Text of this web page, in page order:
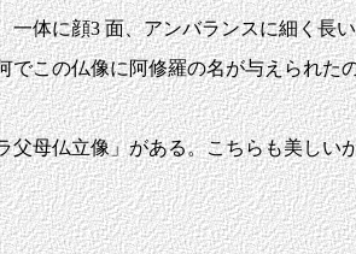
に顔3 面、アンバランスに細く長
この仏像に阿修羅の名が与えられた
母仏立像」がある。こちらも美しい